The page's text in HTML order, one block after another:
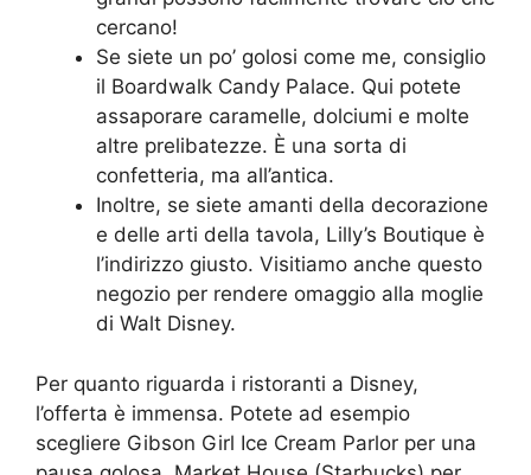
cercano!
Se siete un po’ golosi come me, consiglio
il Boardwalk Candy Palace. Qui potete
assaporare caramelle, dolciumi e molte
altre prelibatezze. È una sorta di
confetteria, ma all’antica.
Inoltre, se siete amanti della decorazione
e delle arti della tavola, Lilly’s Boutique è
l’indirizzo giusto. Visitiamo anche questo
negozio per rendere omaggio alla moglie
di Walt Disney.
Per quanto riguarda i ristoranti a Disney,
l’offerta è immensa. Potete ad esempio
scegliere Gibson Girl Ice Cream Parlor per una